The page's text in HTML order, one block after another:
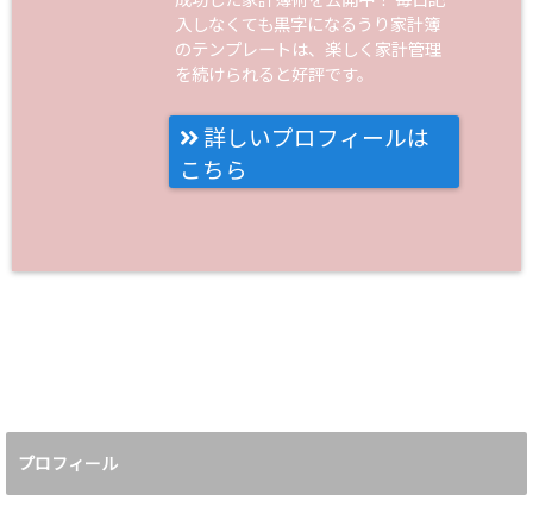
入しなくても黒字になるうり家計簿
のテンプレートは、楽しく家計管理
を続けられると好評です。
詳しいプロフィールは
こちら
プロフィール